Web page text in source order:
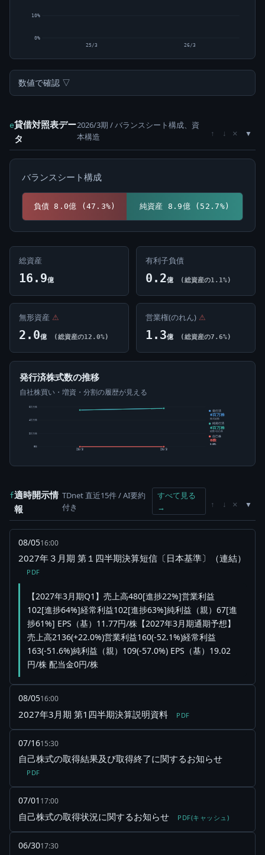
0%
10%
25/3 26/3
数値で確認 ▽
e貸借対照表デー
タ
2026/3期 / バランスシート構成、資
本構造
↑ ↓ ×
バランスシート構成
負債 8.0億 (47.3%) 純資産 8.9億 (52.7%)
総資産
16.9億
有利子負債
0.2億 (総資産の1.1%)
無形資産 ⚠
2.0億 (総資産の12.0%)
営業権(のれん) ⚠
1.3億 (総資産の7.6%)
発行済株式数の推移
自社株買い・増資・分割の履歴が見える
0株
2百万株
4百万株
6百万株
25/3 26/3
発行済
6百万株
株式総数
純発行済
6百万株
総数-自己株
自己株
0株
0.00%
f適時開示情
報
TDnet 直近15件 / AI要約
付き
すべて見る
→
↑ ↓ ×
08/0516:00
2027年３月期 第１四半期決算短信〔日本基準〕（連結）
PDF
【2027年3月期Q1】売上高480[進捗22%]営業利益
102[進捗64%]経常利益102[進捗63%]純利益（親）67[進
捗61%] EPS（基）11.77円/株【2027年3月期通期予想】
売上高2136(+22.0%)営業利益160(-52.1%)経常利益
163(-51.6%)純利益（親）109(-57.0%) EPS（基）19.02
円/株 配当金0円/株
08/0516:00
2027年3月期 第1四半期決算説明資料 PDF
07/1615:30
自己株式の取得結果及び取得終了に関するお知らせ
PDF
07/01 17:00
自己株式の取得状況に関するお知らせ PDF(キャッシュ)
06/3017:30